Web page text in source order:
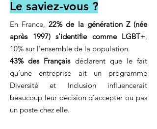
Le saviez-vous ?
En France,22% de la génération Z (née
après 1997) s'identifie comme LGBT+,
10% sur l'ensemble de la population.
43% des Français déclarent que le fait
qu’une entreprise ait un programme
Diversité et Inclusion influencerait
beaucoup leur décision d’accepter ou pas
un poste chez elle.